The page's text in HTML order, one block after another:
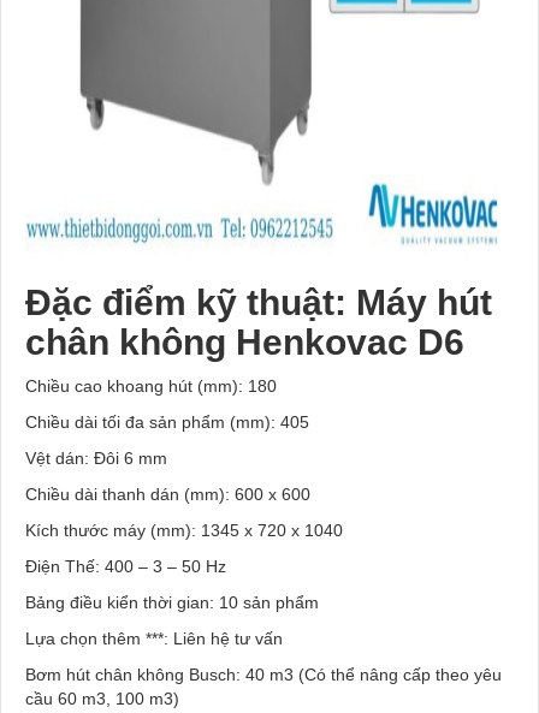
Đặc điểm kỹ thuật: Máy hút
chân không Henkovac D6
Chiều cao khoang hút (mm): 180
Chiều dài tối đa sản phẩm (mm): 405
Vệt dán: Đôi 6 mm
Chiều dài thanh dán (mm): 600 x 600
Kích thước máy (mm): 1345 x 720 x 1040
Điện Thế: 400 – 3 – 50 Hz
Bảng điều kiển thời gian: 10 sản phẩm
Lựa chọn thêm ***: Liên hệ tư vấn
Bơm hút chân không Busch: 40 m3 (Có thể nâng cấp theo yêu
cầu 60 m3, 100 m3)